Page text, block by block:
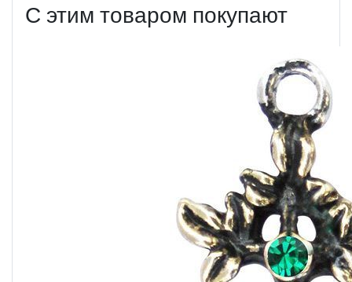
С этим товаром покупают